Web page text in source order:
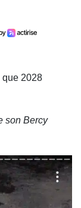
que 2028
son Bercy